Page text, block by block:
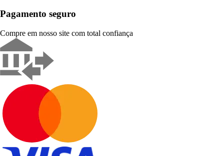
Pagamento seguro
Compre em nosso site com total confiança